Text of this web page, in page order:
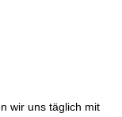
wir uns täglich mit